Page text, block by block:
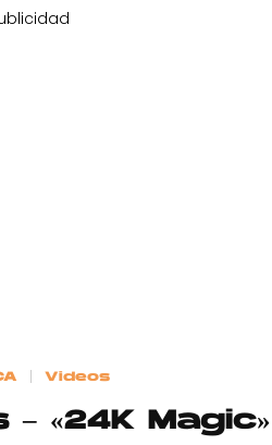
Videos
«24K Magic»